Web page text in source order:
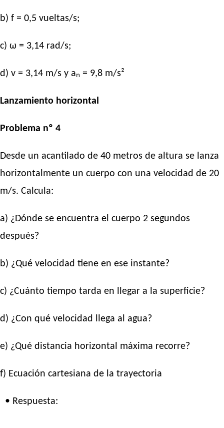
b) f = 0,5 vueltas/s;
c) ω = 3,14 rad/s;
d) v = 3,14 m/s y aₙ = 9,8 m/s²
Lanzamiento horizontal
Problema nº 4
Desde un acantilado de 40 metros de altura se lanza
horizontalmente un cuerpo con una velocidad de 20
m/s. Calcula:
a) ¿Dónde se encuentra el cuerpo 2 segundos
después?
b) ¿Qué velocidad tiene en ese instante?
c) ¿Cuánto tiempo tarda en llegar a la superficie?
d) ¿Con qué velocidad llega al agua?
e) ¿Qué distancia horizontal máxima recorre?
f) Ecuación cartesiana de la trayectoria
• Respuesta: